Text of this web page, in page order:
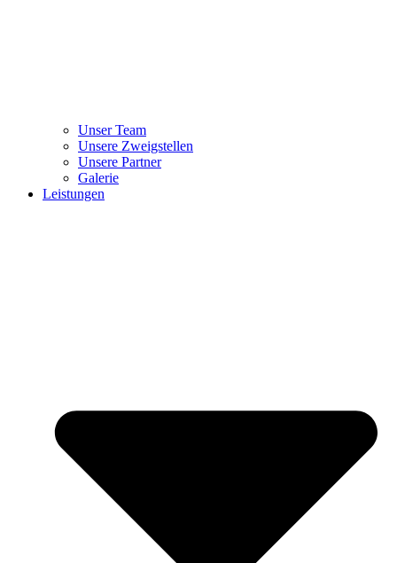
Unser Team
Unsere Zweigstellen
Unsere Partner
Galerie
Leistungen